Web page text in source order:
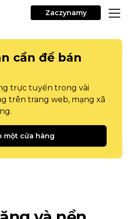
Zaczynamy
cần để bán
trực tuyến trong vài
trên trang web, mạng xã
một cửa hàng